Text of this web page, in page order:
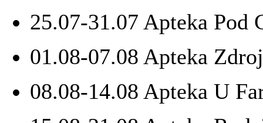
25.07-31.07 Apteka Pod
01.08-07.08 Apteka
08.08-14.08 Apteka U